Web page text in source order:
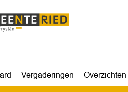
pagina
Vergaderingen Overzichten